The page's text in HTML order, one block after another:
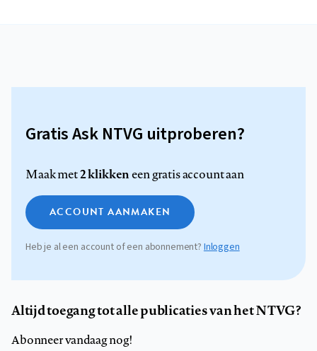
Gratis Ask NTVG uitproberen?
Maak met2 klikkeneen gratis account aan
ACCOUNT AANMAKEN
Heb je al een account of een abonnement? Inloggen
Altijd toegang tot alle publicaties van het NTVG?
Abonneer vandaag nog!